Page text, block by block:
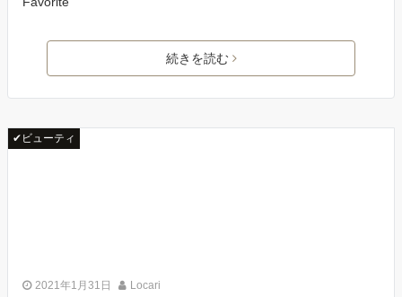
続きを読む
✔ビューティ
2021年1月31日 Locari